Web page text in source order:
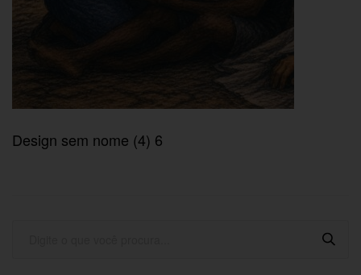
Design sem nome (4) 6